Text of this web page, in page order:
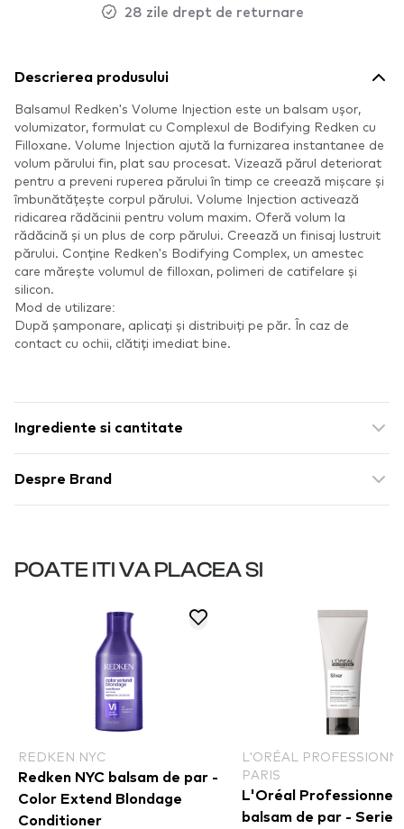
28 zile drept de returnare
Descrierea produsului
Balsamul Redken's Volume Injection este un balsam ușor,
volumizator, formulat cu Complexul de Bodifying Redken cu
Filloxane. Volume Injection ajută la furnizarea instantanee de
volum părului fin, plat sau procesat. Vizează părul deteriorat
pentru a preveni ruperea părului în timp ce creează mișcare și
îmbunătățește corpul părului. Volume Injection activează
ridicarea rădăcinii pentru volum maxim. Oferă volum la
rădăcină și un plus de corp părului. Creează un finisaj lustruit
părului. Conține Redken's Bodifying Complex, un amestec
care mărește volumul de filloxan, polimeri de catifelare și
silicon.
Mod de utilizare:
După șamponare, aplicați și distribuiți pe păr. În caz de
contact cu ochii, clătiți imediat bine.
Ingrediente si cantitate
Despre Brand
POATE ITI VA PLACEA SI
REDKEN NYC
Redken NYC balsam de par -
Color Extend Blondage
Conditioner
L'ORÉAL
PARIS
L'Oréal Professionnel
balsam de par - Serie